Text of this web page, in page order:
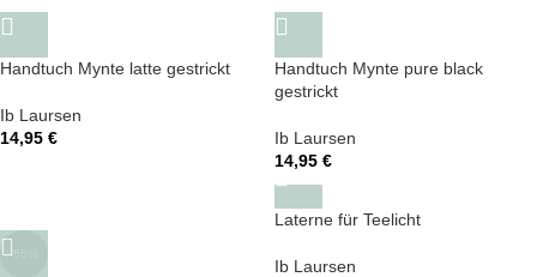
Handtuch Mynte latte gestrickt
Ib Laursen
14,95 €
Handtuch Mynte pure black
gestrickt
Ib Laursen
14,95 €
-55%
Laterne für Teelicht
Ib Laursen